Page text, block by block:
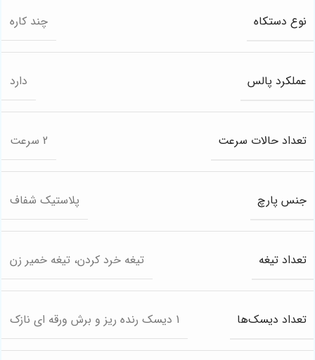
نوع دستکاه چند کاره
عملکرد پالس دارد
تعداد حالات سرعت 2 سرعت
جنس پارچ پلاستیک شفاف
تعداد تیغه تیغه خرد کردن، تیغه خمیر زن
تعداد دیسک‌ها 1 دیسک رنده ریز و برش ورقه ای نازک